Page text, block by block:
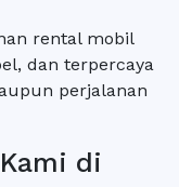
rental mobil
dan terpercaya
perjalanan
di